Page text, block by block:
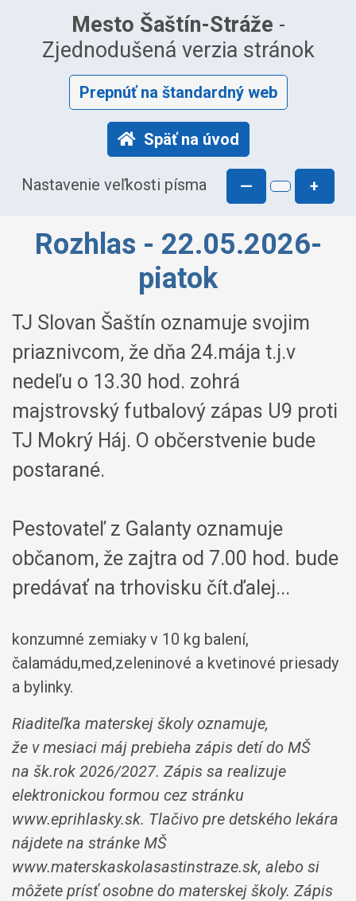
Mesto Šaštín-Stráže -
Zjednodušená verzia stránok
Prepnúť na štandardný web
Späť na úvod
Nastavenie veľkosti písma — +
Rozhlas - 22.05.2026-
piatok
TJ Slovan Šaštín oznamuje svojim
priaznivcom, že dňa 24.mája t.j.v
nedeľu o 13.30 hod. zohrá
majstrovský futbalový zápas U9 proti
TJ Mokrý Háj. O občerstvenie bude
postarané.
Pestovateľ z Galanty oznamuje
občanom, že zajtra od 7.00 hod. bude
predávať na trhovisku čít.ďalej...
konzumné zemiaky v 10 kg balení,
čalamádu,med,zeleninové a kvetinové priesady
a bylinky.
Riaditeľka materskej školy oznamuje,
že v mesiaci máj prebieha zápis detí do MŠ
na šk.rok 2026/2027. Zápis sa realizuje
elektronickou formou cez stránku
www.eprihlasky.sk. Tlačivo pre detského lekára
nájdete na stránke MŠ
www.materskaskolasastinstraze.sk, alebo si
môžete prísť osobne do materskej školy. Zápis